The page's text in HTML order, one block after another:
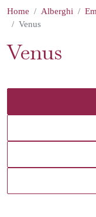
Home Alberghi
Venus
Venus